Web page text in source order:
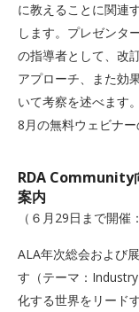
に教えることに関連
します。プレゼンタ
の指導者として、改
アプローチ、また効
いて考察を述べます。
8月の無料ウェビナ
RDA Community
案内
（６月29日まで開催
ALA年次総会および
す（テーマ：
化する世界をリード